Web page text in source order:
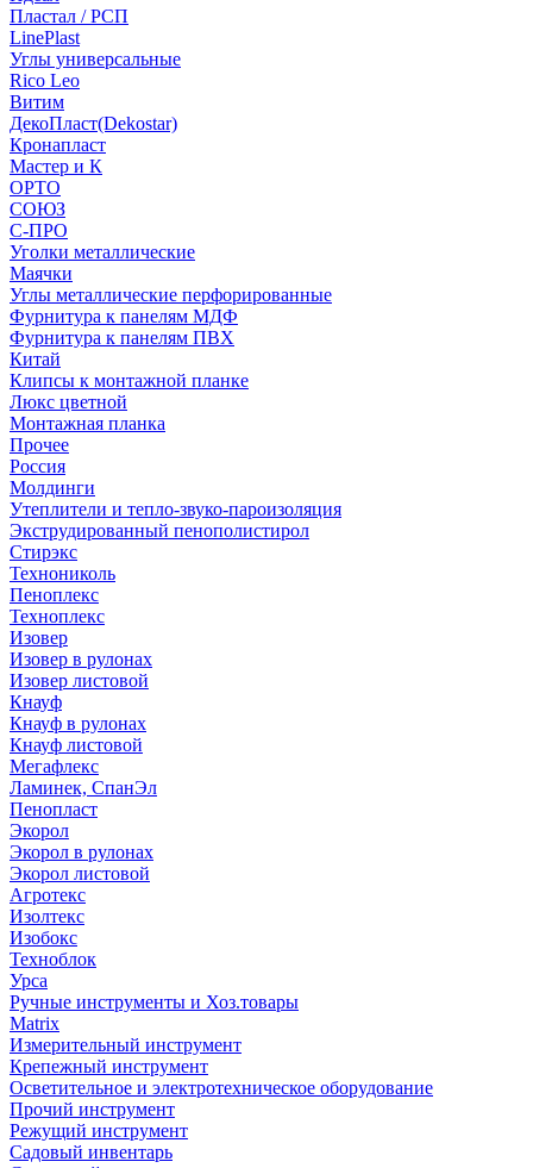
Пластал / РСП
LinePlast
Углы универсальные
Rico Leo
Витим
ДекоПласт(Dekostar)
Кронапласт
Мастер и К
ОРТО
СОЮЗ
С-ПРО
Уголки металлические
Маячки
Углы металлические перфорированные
Фурнитура к панелям МДФ
Фурнитура к панелям ПВХ
Китай
Клипсы к монтажной планке
Люкс цветной
Монтажная планка
Прочее
Россия
Молдинги
Утеплители и тепло-звуко-пароизоляция
Экструдированный пенополистирол
Стирэкс
Технониколь
Пеноплекс
Техноплекс
Изовер
Изовер в рулонах
Изовер листовой
Кнауф
Кнауф в рулонах
Кнауф листовой
Мегафлекс
Ламинек, СпанЭл
Пенопласт
Экорол
Экорол в рулонах
Экорол листовой
Агротекс
Изолтекс
Изобокс
Техноблок
Урса
Ручные инструменты и Хоз.товары
Matrix
Измерительный инструмент
Крепежный инструмент
Осветительное и электротехническое оборудование
Прочий инструмент
Режущий инструмент
Садовый инвентарь